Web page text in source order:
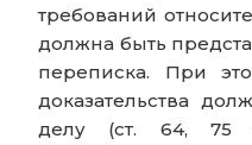
требований
должна быть
переписка. При
доказательства
делу (ст. 64, 75